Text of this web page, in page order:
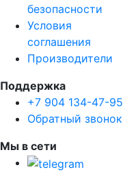
безопасности
Условия
соглашения
Производители
Поддержка
+7 904 134-47-95
Обратный звонок
Мы в сети